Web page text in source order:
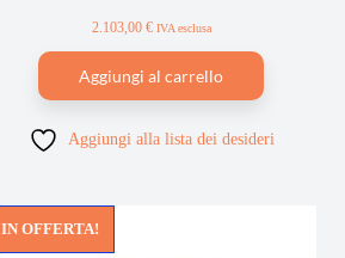
2.103,00 € IVA esclusa
Aggiungi al carrello
Aggiungi alla lista dei desideri
IN OFFERTA!